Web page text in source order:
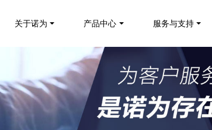
关于诺为 产品中心 服务与支持